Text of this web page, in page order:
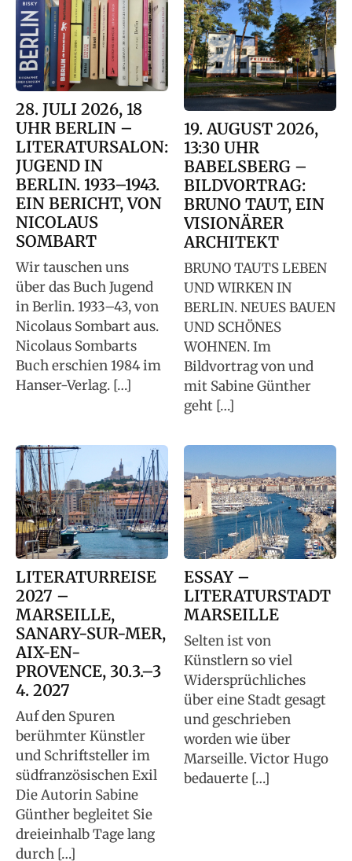
28. JULI 2026, 18
UHR BERLIN –
LITERATURSALON:
JUGEND IN
BERLIN. 1933–1943.
EIN BERICHT, VON
NICOLAUS
SOMBART
Wir tauschen uns
über das Buch Jugend
in Berlin. 1933–43, von
Nicolaus Sombart aus.
Nicolaus Sombarts
Buch erschien 1984 im
Hanser-Verlag. […]
19. AUGUST 2026,
13:30 UHR
BABELSBERG –
BILDVORTRAG:
BRUNO TAUT, EIN
VISIONÄRER
ARCHITEKT
BRUNO TAUTS LEBEN
UND WIRKEN IN
BERLIN. NEUES BAUEN
UND SCHÖNES
WOHNEN. Im
Bildvortrag von und
mit Sabine Günther
geht […]
LITERATURREISE
2027 –
MARSEILLE,
SANARY-SUR-MER,
AIX-EN-
PROVENCE, 30.3.–3
4. 2027
Auf den Spuren
berühmter Künstler
und Schriftsteller im
südfranzösischen Exil
Die Autorin Sabine
Günther begleitet Sie
dreieinhalb Tage lang
durch […]
ESSAY –
LITERATURSTADT
MARSEILLE
Selten ist von
Künstlern so viel
Widersprüchliches
über eine Stadt gesagt
und geschrieben
worden wie über
Marseille. Victor Hugo
bedauerte […]